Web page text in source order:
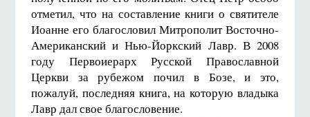
отметил, что на составление книги о святителе
Иоанне его благословил Митрополит Восточно-
Американский и Нью-Йоркский Лавр. В 2008
году Первоиерарх Русской Православной
Церкви за рубежом почил в Бозе, и это,
пожалуй, последняя книга, на которую владыка
Лавр дал свое благословение.